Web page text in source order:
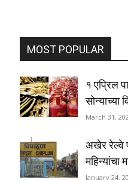
MOST POPULAR
१ एप्रिल
सोन्याच्या
March 31,
अखेर रेल्वे
महिन्यांचा
January 24,